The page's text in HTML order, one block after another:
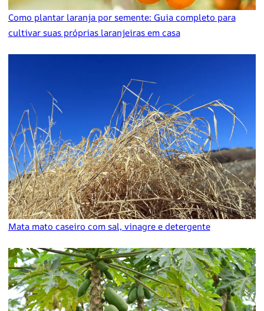
Como plantar laranja por semente: Guia completo para
cultivar suas próprias laranjeiras em casa
Mata mato caseiro com sal, vinagre e detergente